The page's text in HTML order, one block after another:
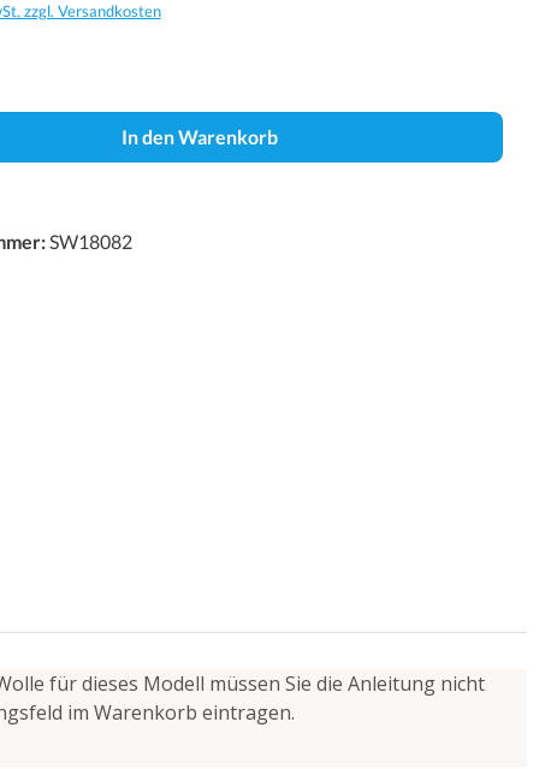
zzgl. Versandkosten
In den Warenkorb
SW18082
für dieses Modell müssen Sie die Anleitung nicht
im Warenkorb eintragen.